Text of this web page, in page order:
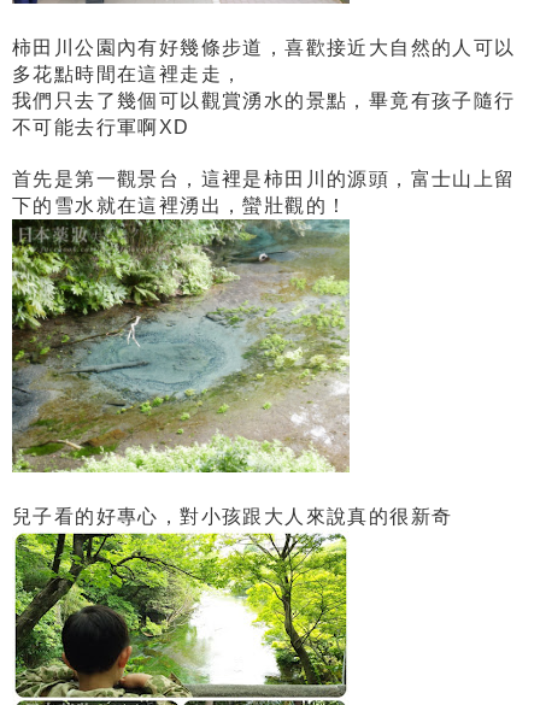
柿田川公園內有好幾條步道，喜歡接近大自然的人可以
多花點時間在這裡走走，
我們只去了幾個可以觀賞湧水的景點，畢竟有孩子隨行
不可能去行軍啊XD
首先是第一觀景台，這裡是柿田川的源頭，富士山上留
下的雪水就在這裡湧出，蠻壯觀的！
兒子看的好專心，對小孩跟大人來說真的很新奇